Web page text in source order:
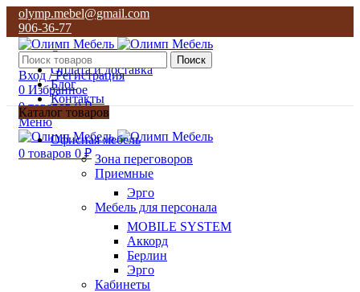
olymp.mebel@gmail.com
906-36-77
О нас
Оплата и доставка
Блог
Контакты
906-36-77
Поиск
Вход / Регистрация
0 Избранное
0товаров 0₽
Меню
0 товаров 0 ₽
Каталог товаров
Офисная мебель
Зона переговоров
Приемные
Эрго
Мебель для персонала
MOBILE SYSTEM
Аккорд
Берлин
Эрго
Кабинеты